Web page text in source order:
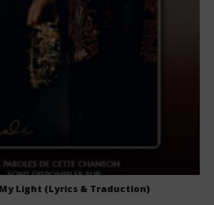
Light (Lyrics & Traduction)